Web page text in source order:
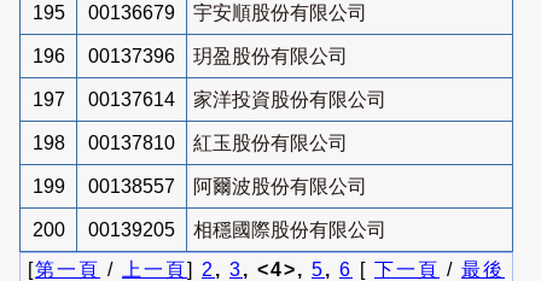
195 00136679 宇安順股份有限公司
196 00137396 玥盈股份有限公司
197 00137614 家洋投資股份有限公司
198 00137810 紅玉股份有限公司
199 00138557 阿爾波股份有限公司
200 00139205
相穩國際股份有限公司
[第一頁 / 上一頁] 2 , 3, <4>, 5, 6 [ 下一頁 / 最後